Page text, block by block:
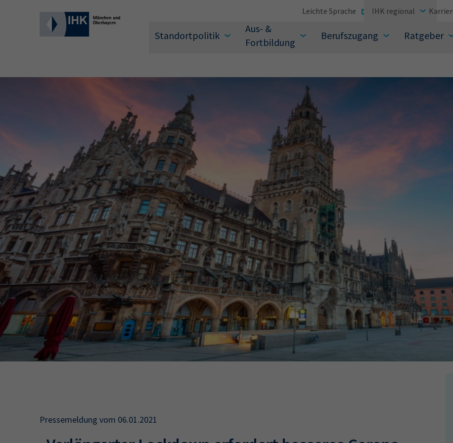
Standortpolitik
Aus- &
Fortbildung
Berufszugang Ratgeber
Leichte Sprache IHK regional
Wonach suchen Sie?
Hier können Sie auch aus den meistgesuchten Begriffen
34a 34c Ausbildungsvertrag Fachwirt AdA 34d
Wirtschaftsfachwirt
34f Negativerklärung Sachkundeprüfung
AEVO
34i Betriebswirt Prüfbericht
Pressemeldung vom 06.01.2021